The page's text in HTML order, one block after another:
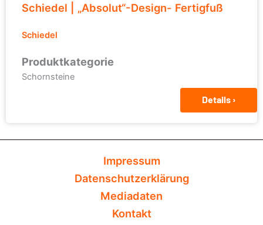
Schiedel | „Absolut“-Design- Fertigfuß
Schiedel
Produktkategorie
Schornsteine
Details ›
Impressum
Datenschutzerklärung
Mediadaten
Kontakt